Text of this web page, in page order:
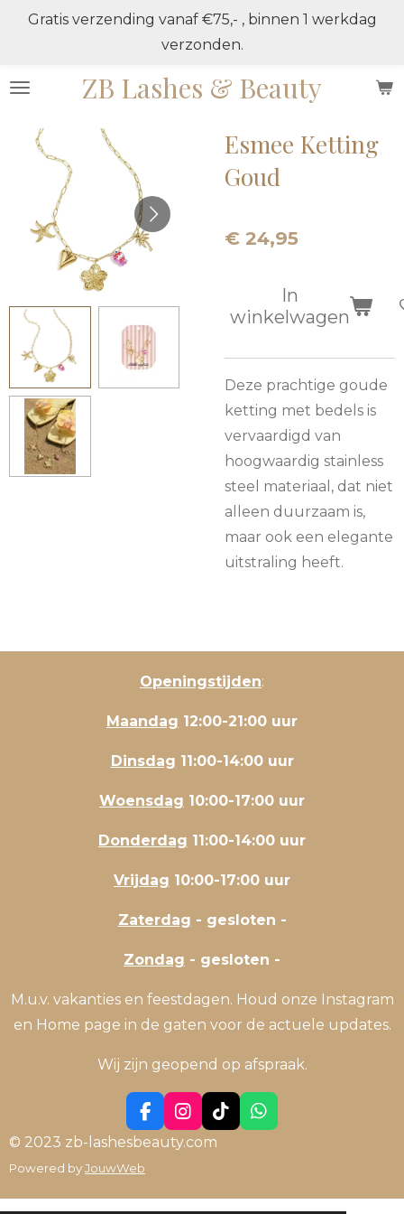
de
ZB Lashes & Beauty
Gratis verzending vanaf €75,- , binnen 1 werkdag
verzonden.
Esmee Ketting
Goud
€ 24,95
In
winkelwagen
Deze prachtige goude
ketting met bedels is
vervaardigd van
hoogwaardig stainless
steel materiaal, dat niet
alleen duurzaam is,
maar ook een elegante
uitstraling heeft.
Openingstijden:
Maandag 12:00-21:00 uur
Dinsdag 11:00-14:00 uur
Woensdag 10:00-17:00 uur
Donderdag 11:00-14:00 uur
Vrijdag 10:00-17:00 uur
Zaterdag - gesloten -
Zondag - gesloten -
M.u.v. vakanties en feestdagen. Houd onze Instagram
en Home page in de gaten voor de actuele updates.
Wij zijn geopend op afspraak.
F
a
c
e
o
I
n
s
g
T
i
k
W
h
A
© 2023 zb-lashesbeauty.com
Powered byJouwWeb